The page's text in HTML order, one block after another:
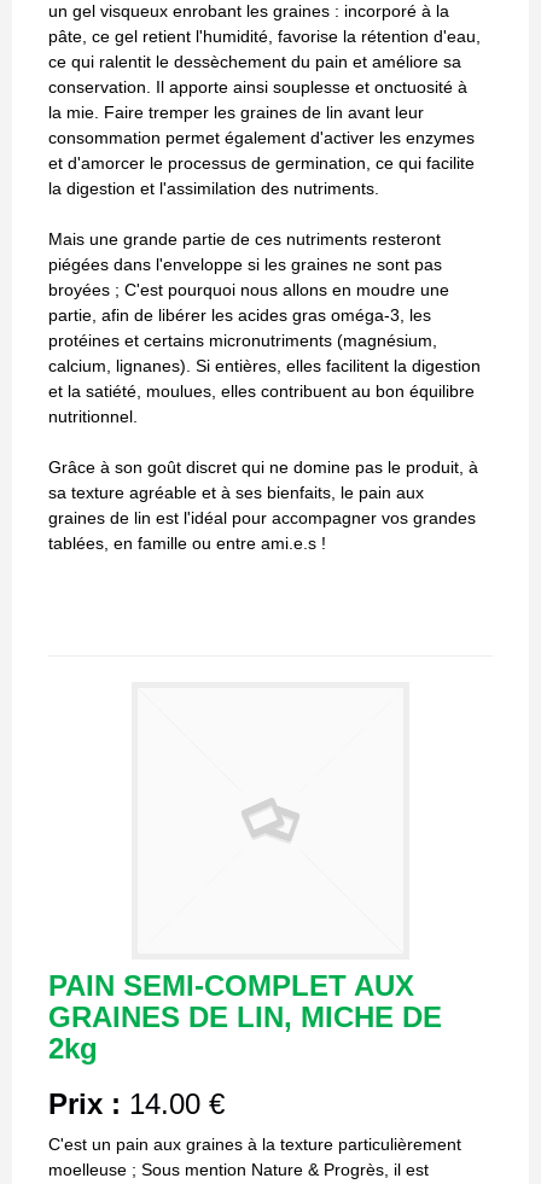
un gel visqueux enrobant les graines : incorporé à la
pâte, ce gel retient l'humidité, favorise la rétention d'eau,
ce qui ralentit le dessèchement du pain et améliore sa
conservation. Il apporte ainsi souplesse et onctuosité à
la mie. Faire tremper les graines de lin avant leur
consommation permet également d'activer les enzymes
et d'amorcer le processus de germination, ce qui facilite
la digestion et l'assimilation des nutriments.
Mais une grande partie de ces nutriments resteront
piégées dans l'enveloppe si les graines ne sont pas
broyées ; C'est pourquoi nous allons en moudre une
partie, afin de libérer les acides gras oméga-3, les
protéines et certains micronutriments (magnésium,
calcium, lignanes). Si entières, elles facilitent la digestion
et la satiété, moulues, elles contribuent au bon équilibre
nutritionnel.
Grâce à son goût discret qui ne domine pas le produit, à
sa texture agréable et à ses bienfaits, le pain aux
graines de lin est l'idéal pour accompagner vos grandes
tablées, en famille ou entre ami.e.s !
PAIN SEMI-COMPLET AUX
GRAINES DE LIN, MICHE DE
2kg
Prix : 14.00 €
C'est un pain aux graines à la texture particulièrement
moelleuse ; Sous mention Nature & Progrès, il est